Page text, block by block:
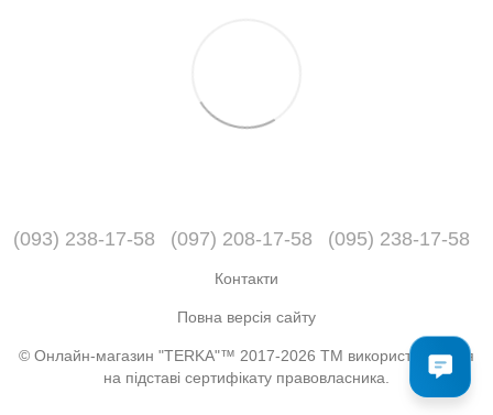
(093) 238-17-58 (097) 208-17-58 (095) 238-17-58
Контакти
Повна версія сайту
© Онлайн-магазин "TERKA"™ 2017-2026 ТМ використовується
на підставі сертифікату правовласника.